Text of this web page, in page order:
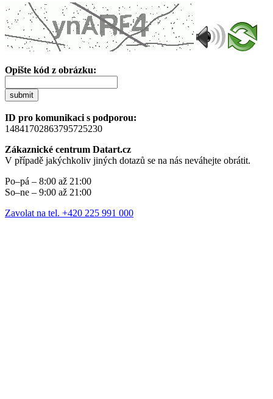
Opište kód z obrázku:
submit
ID pro komunikaci s podporou:
14841702863795725230
Zákaznické centrum Datart.cz
V případě jakýchkoliv jiných dotazů se na nás neváhejte obrátit.
Po–pá – 8:00 až 21:00
So–ne – 9:00 až 21:00
Zavolat na tel. +420 225 991 000